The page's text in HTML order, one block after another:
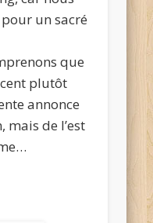
pour un sacré
que
plutôt
annonce
mais de l’est